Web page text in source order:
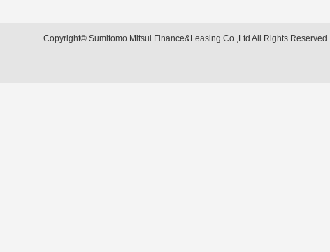
Copyright© Sumitomo Mitsui Finance&Leasing Co.,Ltd All Rights Reserved.